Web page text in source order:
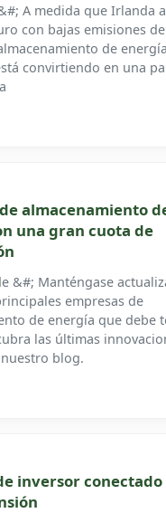
A medida que Irlanda
con bajas emisiones de
de
convirtiendo en una
almacenamiento
una gran cuota de
&#; Manténgase
empresas de
de energía que debe
las últimas
blog.
inversor conectado